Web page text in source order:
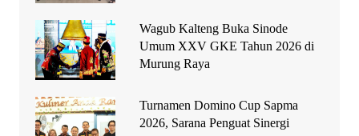
Wagub Kalteng Buka Sinode
Umum XXV GKE Tahun 2026 di
Murung Raya
Turnamen Domino Cup Sapma
2026, Sarana Penguat Sinergi